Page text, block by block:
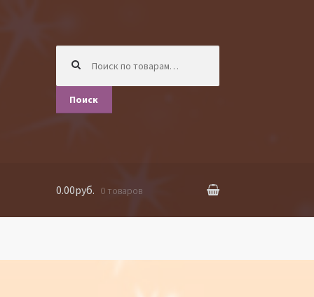
Поиск
0.00руб. 0 товаров